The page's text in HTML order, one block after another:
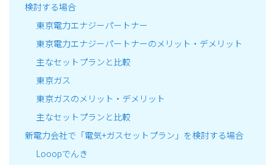
検討する場合
東京電力エナジーパートナー
東京電力エナジーパートナーのメリット・デメリット
主なセットプランと比較
東京ガス
東京ガスのメリット・デメリット
主なセットプランと比較
新電力会社で「電気+ガスセットプラン」を検討する場合
Looopでんき